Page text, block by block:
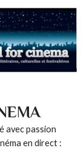
avec passion
en direct :